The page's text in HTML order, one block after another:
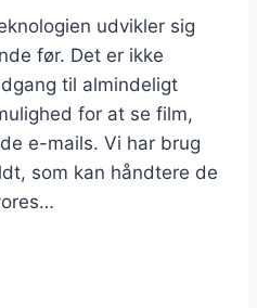
udvikler sig
før. Det er ikke
til almindeligt
for at se film,
e-mails. Vi har brug
som kan håndtere de